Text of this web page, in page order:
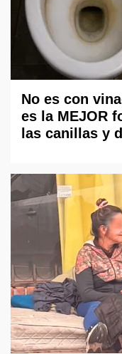
No es con
es la MEJOR
las canillas y